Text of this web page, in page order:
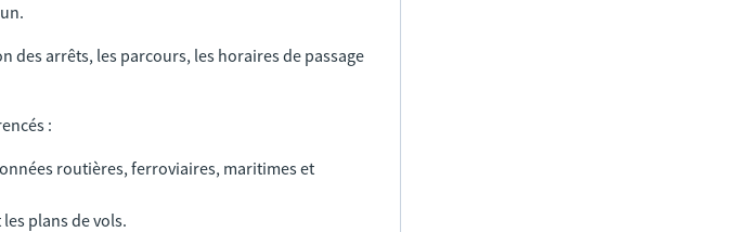
des arrêts, les parcours, les horaires de passage
:
routières, ferroviaires, maritimes et
plans de vols.